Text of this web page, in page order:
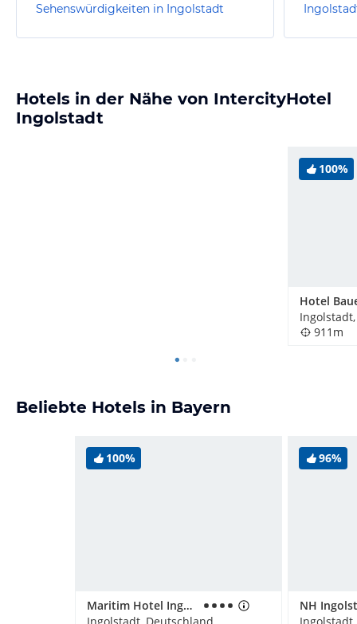
Sehenswürdigkeiten in Ingolstadt
Hotels in der Nähe von IntercityHotel
Ingolstadt
100%
Hotel
911m
Beliebte Hotels in Bayern
100%
Maritim Hotel Ingolstadt
96%
NH